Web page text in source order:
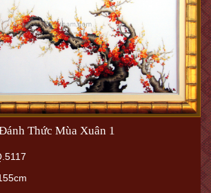
Thức Mùa Xuân 1